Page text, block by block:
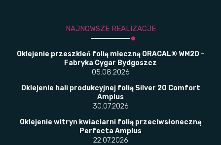
NAJNOWSZE REALIZACJE
Oklejenie przeszkleń folią mleczną ORACAL® WM20 –
Fabryka Cygar Bydgoszcz
05.08.2026
Oklejenie hali produkcyjnej folią Silver 20 Comfort
Amplus
30.07.2026
Oklejenie witryn kwiaciarni folią przeciwsłoneczną
Perfecta Amplus
22.07.2026